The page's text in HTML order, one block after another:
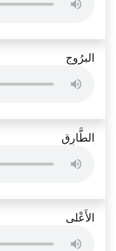
البرُوج
الطَّارِق
الأَعْلى